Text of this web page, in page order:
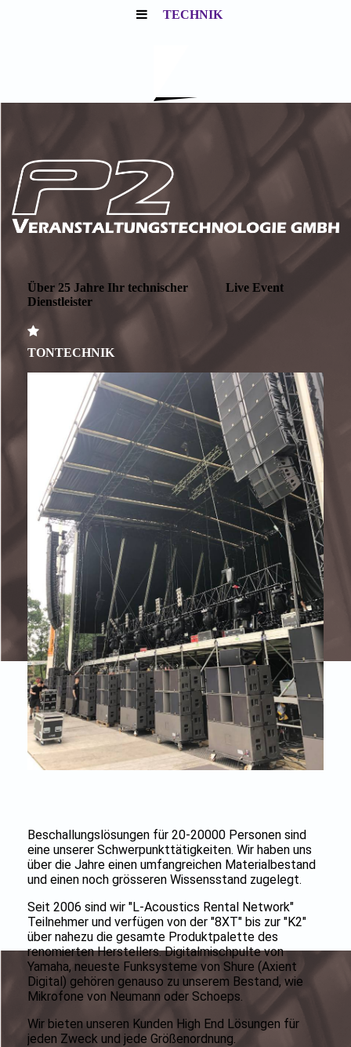
TECHNIK
Über 25 Jahre Ihr technischer Live Event
Dienstleister
TONTECHNIK
Beschallungslösungen für 20-20000 Personen sind
eine unserer Schwerpunkttätigkeiten. Wir haben uns
über die Jahre einen umfangreichen Materialbestand
und einen noch grösseren Wissensstand zugelegt.
Seit 2006 sind wir "L-Acoustics Rental Network"
Teilnehmer und verfügen von der "8XT" bis zur "K2"
über nahezu die gesamte Produktpalette des
renomierten Herstellers. Digitalmischpulte von
Yamaha, neueste Funksysteme von Shure (Axient
Digital) gehören genauso zu unserem Bestand, wie
Mikrofone von Neumann oder Schoeps.
Wir bieten unseren Kunden High End Lösungen für
jeden Zweck und jede Größenordnung.